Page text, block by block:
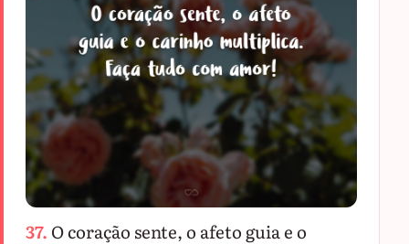
37. O coração sente, o afeto guia e o